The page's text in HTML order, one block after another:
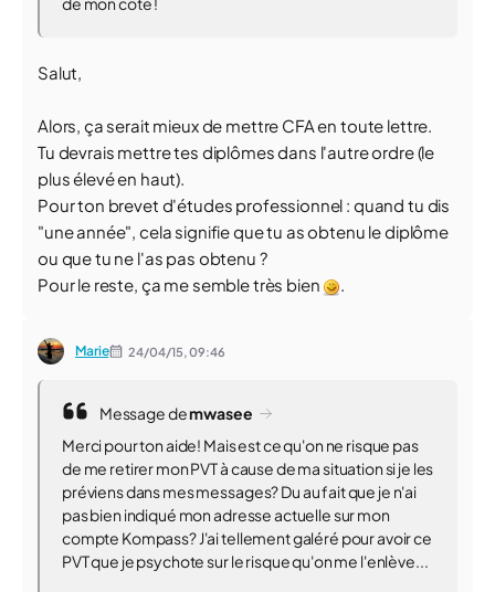
Salut,
Alors, ça serait mieux de mettre CFA en toute lettre.
Tu devrais mettre tes diplômes dans l'autre ordre (le
plus élevé en haut).
Pour ton brevet d'études professionnel : quand tu dis
"une année", cela signifie que tu as obtenu le diplôme
ou que tu ne l'as pas obtenu ?
Pour le reste, ça me semble très bien
.
Marie 24/04/15,09:46
Message demwasee
Merci pour ton aide! Mais est ce qu'on ne risque pas
de me retirer mon PVT à cause de ma situation si je les
préviens dans mes messages? Du au fait que je n'ai
pas bien indiqué mon adresse actuelle sur mon
compte Kompass? J'ai tellement galéré pour avoir ce
PVT que je psychote sur le risque qu'on me l'enlève...